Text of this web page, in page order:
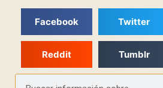
Facebook Twitter
Reddit Tumblr